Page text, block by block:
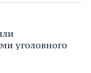
уголовного